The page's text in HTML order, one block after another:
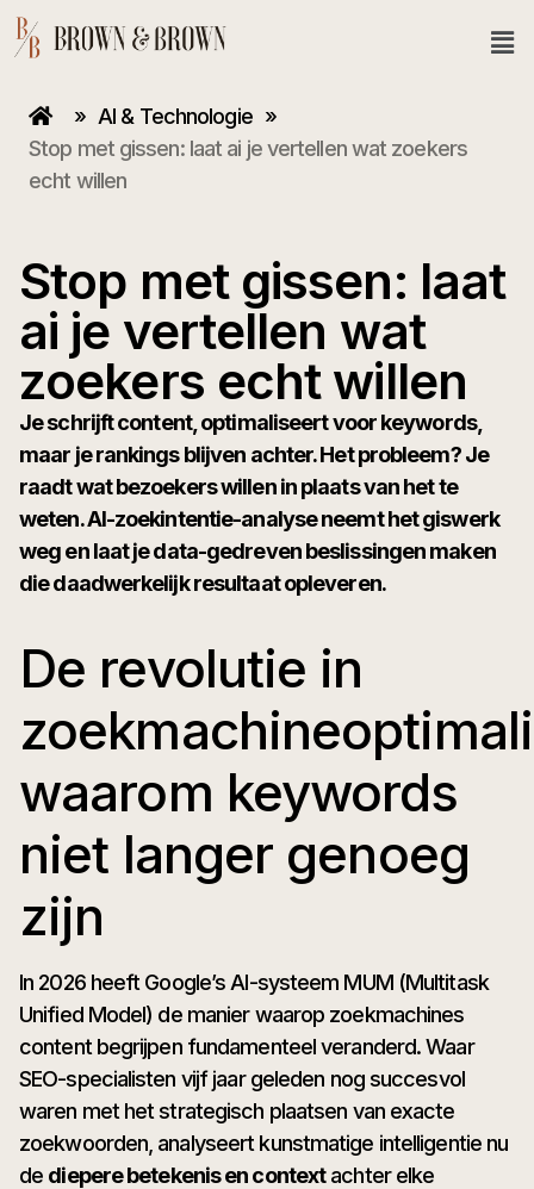
» AI & Technologie »
Stop met gissen: laat ai je vertellen wat zoekers
echt willen
Stop met gissen: laat
ai je vertellen wat
zoekers echt willen
Je schrijft content, optimaliseert voor keywords,
maar je rankings blijven achter. Het probleem? Je
raadt wat bezoekers willen in plaats van het te
weten. AI-zoekintentie-analyse neemt het giswerk
weg en laat je data-gedreven beslissingen maken
die daadwerkelijk resultaat opleveren.
De revolutie in
waarom keywords
niet langer genoeg
zijn
In 2026 heeft Google’s AI-systeem MUM (Multitask
Unified Model) de manier waarop zoekmachines
content begrijpen fundamenteel veranderd. Waar
SEO-specialisten vijf jaar geleden nog succesvol
waren met het strategisch plaatsen van exacte
zoekwoorden, analyseert kunstmatige intelligentie nu
de diepere betekenis en contextachter elke